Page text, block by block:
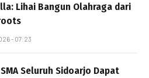
Lihai Bangun Olahraga dari
- 07:23
Seluruh Sidoarjo Dapat